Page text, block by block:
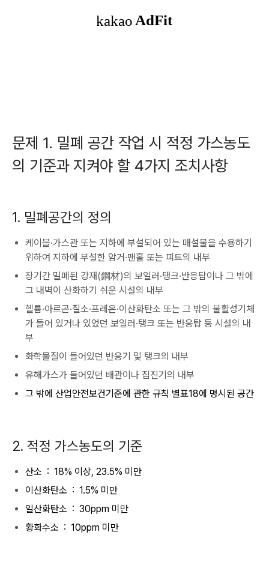
문제 1. 밀폐 공간 작업 시 적정 가스농도
의 기준과 지켜야 할 4가지 조치사항
1. 밀폐공간의 정의
케이블·가스관 또는 지하에 부설되어 있는 매설물을 수용하기
위하여 지하에 부설한 암거·맨홀 또는 피트의 내부
장기간 밀폐된 강재(鋼材)의 보일러·탱크·반응탑이나 그 밖에
그 내벽이 산화하기 쉬운 시설의 내부
헬륨·아르곤·질소·프레온·이산화탄소 또는 그 밖의 불활성기체
가 들어 있거나 있었던 보일러·탱크 또는 반응탑 등 시설의 내
부
화학물질이 들어있던 반응기 및 탱크의 내부
유해가스가 들어있던 배관이나 집진기의 내부
그 밖에 산업안전보건기준에 관한 규칙 별표18에 명시된 공간
2. 적정 가스농도의 기준
산소 : 18% 이상, 23.5% 미만
이산화탄소 : 1.5% 미만
일산화탄소 : 30ppm 미만
황화수소 : 10ppm 미만